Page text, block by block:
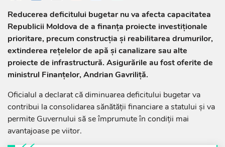
Reducerea deficitului bugetar nu va afecta capacitatea
Republicii Moldova de a finanța proiecte investiționale
prioritare, precum construcția și reabilitarea drumurilor,
extinderea rețelelor de apă și canalizare sau alte
proiecte de infrastructură. Asigurările au fost oferite de
ministrul Finanțelor, Andrian Gavriliță.
Oficialul a declarat că diminuarea deficitului bugetar va
contribui la consolidarea sănătății financiare a statului și va
permite Guvernului să se împrumute în condiții mai
avantajoase pe viitor.